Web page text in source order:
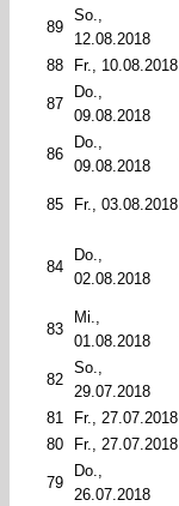
89
So.,
12.08.2018
88
Fr., 10.08.2018
87
Do.,
09.08.2018
86
Do.,
09.08.2018
85 Fr., 03.08.2018
84
Do.,
02.08.2018
83
Mi.,
01.08.2018
82
So.,
29.07.2018
81
Fr., 27.07.2018
80
Fr., 27.07.2018
79
Do.,
26.07.2018